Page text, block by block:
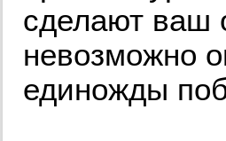
сделают ваш
невозможно
единожды